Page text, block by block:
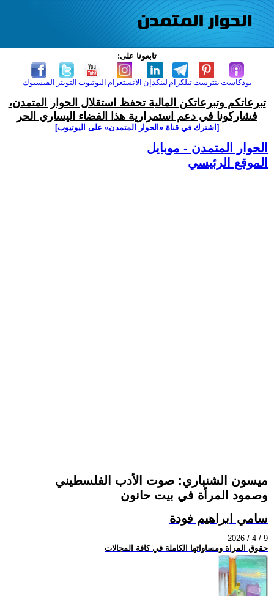
تابعونا على:
الفيسبوك التويتر اليوتيوب الانستغرام لينكدإن تيلكرامبنترست بودكاست
تبرعاتكم وتبرعاتكن المالية تحفظ استقلال الحوار المتمدن،
فشاركونا في دعم استمرارية هذا الفضاء اليساري الحر
[اشترك في قناة ‫«الحوار المتمدن» على اليوتيوب]
الحوار المتمدن - موبايل
الموقع الرئيسي
ميسون الشنباري: صوت الأدب الفلسطيني
وصمود المرأة في بيت حانون
سامي ابراهيم فودة
2026 / 4 / 9
حقوق المراة ومساواتها الكاملة في كافة المجالات